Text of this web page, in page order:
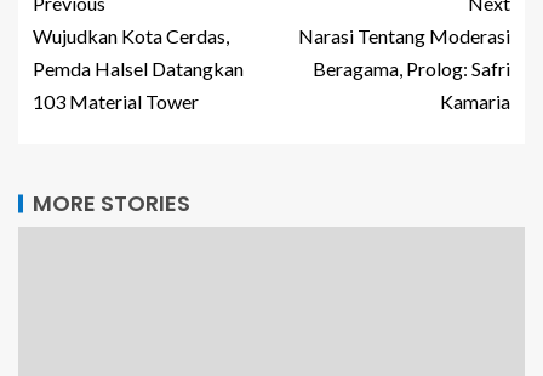
Wujudkan Kota Cerdas,
Pemda Halsel Datangkan
103 Material Tower
Narasi Tentang Moderasi
Beragama, Prolog: Safri
Kamaria
MORE STORIES